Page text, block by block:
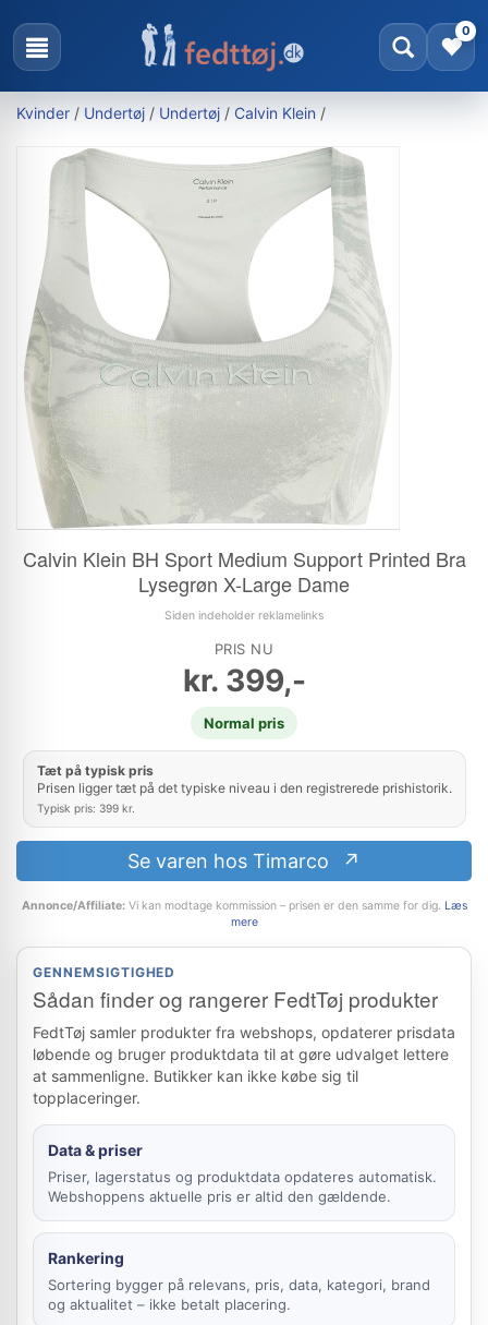
0
Kvinder / Undertøj / Undertøj / Calvin Klein /
Calvin Klein BH Sport Medium Support Printed Bra
Lysegrøn X-Large Dame
Siden indeholder reklamelinks
PRIS NU
kr.399,-
Normal pris
Tæt på typisk pris
Prisen ligger tæt på det typiske niveau i den registrerede prishistorik.
Typisk pris: 399 kr.
Se varen hos Timarco
Annonce/Affiliate:Vi kan modtage kommission – prisen er den samme for dig. Læs
mere
GENNEMSIGTIGHED
Sådan finder og rangerer FedtTøj produkter
FedtTøj samler produkter fra webshops, opdaterer prisdata
løbende og bruger produktdata til at gøre udvalget lettere
at sammenligne. Butikker kan ikke købe sig til
topplaceringer.
Data & priser
Priser, lagerstatus og produktdata opdateres automatisk.
Webshoppens aktuelle pris er altid den gældende.
Rankering
Sortering bygger på relevans, pris, data, kategori, brand
og aktualitet – ikke betalt placering.